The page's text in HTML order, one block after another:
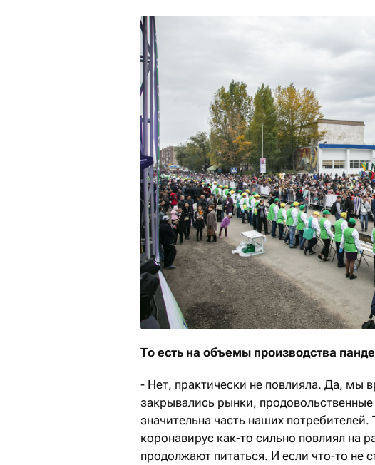
То есть на объемы производства
- Нет, практически не повлияла. Да, мы
закрывались рынки,
значительна часть наших
коронавирус как-то сильно повлиял на
продолжают питаться. И если что-то не